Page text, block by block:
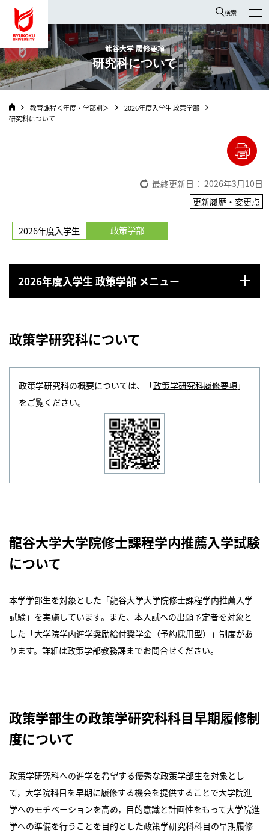
検索
龍谷大学 履修要項
研究科について
教育課程＜年度・学部別＞
2026年度入学生 政策学部
研究科について
最終更新日： 2026年3月10日
更新履歴・変更点
2026年度入学生 政策学部
2026年度入学生 政策学部 メニュー
政策学研究科について
政策学研究科の概要については、「政策学研究科履修要項」
をご覧ください。
龍谷大学大学院修士課程学内推薦入学試験
について
本学学部生を対象とした「龍谷大学大学院修士課程学内推薦入学
試験」を実施しています。また、本入試への出願予定者を対象と
した「大学院学内進学奨励給付奨学金（予約採用型）」制度があ
ります。詳細は政策学部教務課までお問合せください。
政策学部生の政策学研究科科目早期履修制
度について
政策学研究科への進学を希望する優秀な政策学部生を対象とし
て，大学院科目を早期に履修する機会を提供することで大学院進
学へのモチベーションを高め，目的意識と計画性をもって大学院進
学への準備を行うことを目的とした政策学研究科科目の早期履修